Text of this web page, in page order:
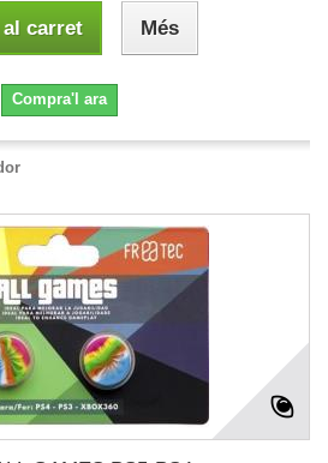
carret Més
Compra'l ara